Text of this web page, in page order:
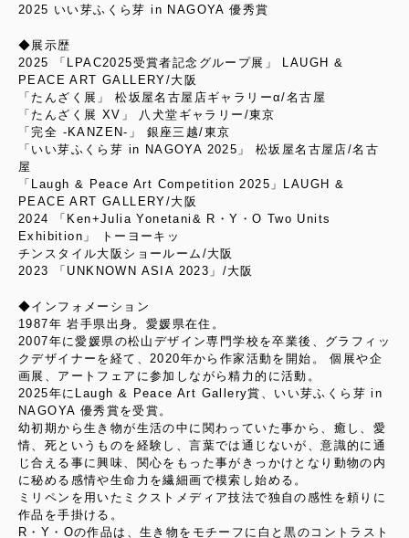
2025 いい芽ふくら芽 in NAGOYA 優秀賞
◆展示歴
2025 「LPAC2025受賞者記念グループ展」 LAUGH &
PEACE ART GALLERY/大阪
「たんざく展」 松坂屋名古屋店ギャラリーα/名古屋
「たんざく展 XV」 八犬堂ギャラリー/東京
「完全 -KANZEN-」 銀座三越/東京
「いい芽ふくら芽 in NAGOYA 2025」 松坂屋名古屋店/名古
屋
「Laugh & Peace Art Competition 2025」LAUGH &
PEACE ART GALLERY/大阪
2024 「Ken+Julia Yonetani& R・Y・O Two Units
Exhibition」 トーヨーキッ
チンスタイル大阪ショールーム/大阪
2023 「UNKNOWN ASIA 2023」/大阪
◆インフォメーション
1987年 岩手県出身。愛媛県在住。
2007年に愛媛県の松山デザイン専門学校を卒業後、グラフィッ
クデザイナーを経て、2020年から作家活動を開始。 個展や企
画展、アートフェアに参加しながら精力的に活動。
2025年にLaugh & Peace Art Gallery賞、いい芽ふくら芽 in
NAGOYA 優秀賞を受賞。
幼初期から生き物が生活の中に関わっていた事から、癒し、愛
情、死というものを経験し、言葉では通じないが、意識的に通
じ合える事に興味、関心をもった事がきっかけとなり動物の内
に秘める感情や生命力を繊細画で模索し始める。
ミリペンを用いたミクストメディア技法で独自の感性を頼りに
作品を手掛ける。
R・Y・Oの作品は、生き物をモチーフに白と黒のコントラスト